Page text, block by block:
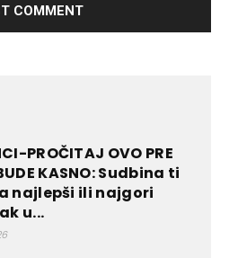
PROČITAJ OVO PRE
KASNO: Sudbina ti
najlepši ili najgori
u...